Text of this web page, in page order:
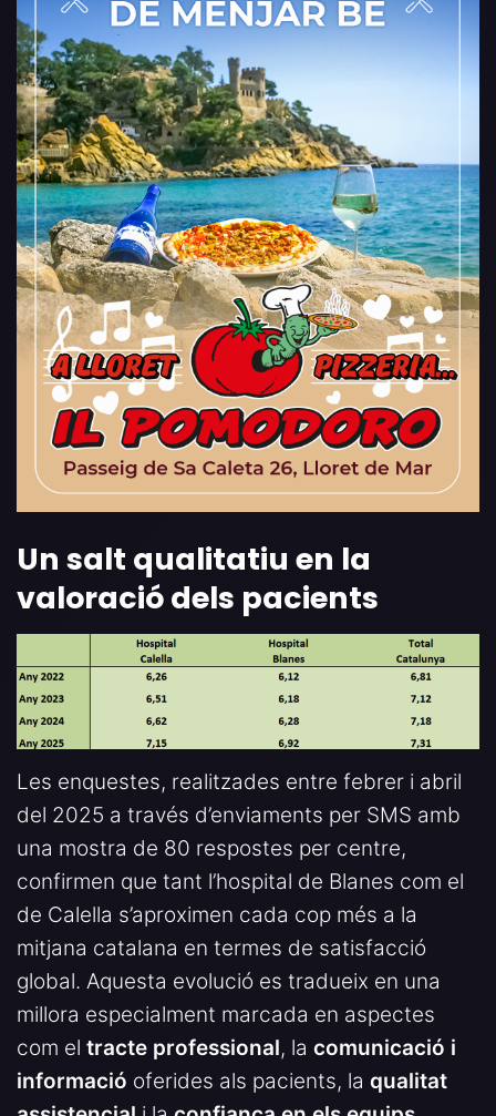
Un salt qualitatiu en la
valoració dels pacients
Les enquestes, realitzades entre febrer i abril
del 2025 a través d’enviaments per SMS amb
una mostra de 80 respostes per centre,
confirmen que tant l’hospital de Blanes com el
de Calella s’aproximen cada cop més a la
mitjana catalana en termes de satisfacció
global. Aquesta evolució es tradueix en una
millora especialment marcada en aspectes
com el tracte professional, la comunicació i
informació oferides als pacients, la qualitat